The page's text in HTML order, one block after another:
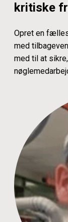
kritiske
Opret en
med
med til at